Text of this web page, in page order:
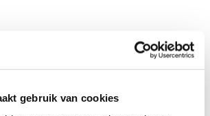
gebruik van cookies